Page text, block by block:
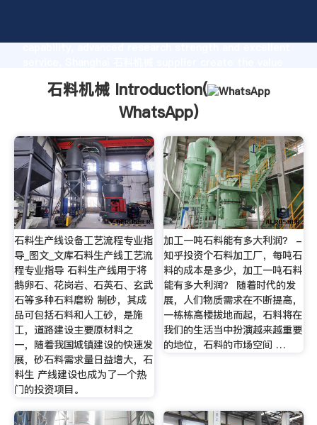
capability, advanced research strength and excellent
石料机械 Introduction(
WhatsApp)
石料生产线设备工艺流程专业指
导_图文_文库石料生产线工艺流
程专业指导 石料生产线用于将
鹅卵石、花岗岩、石英石、玄武
石等多种石料磨粉 制砂，其成
品可包括石料和人工砂，是施
工，道路建设主要原材料之
一，随着我国城镇建设的快速发
展，砂石料需求量日益增大，石
料生 产线建设也成为了一个热
门的投资项目。
加工一吨石料能有多大利润？ -
知乎投资个石料加工厂，每吨石
料的成本是多少，加工一吨石料
能有多大利润？ 随着时代的发
展，人们物质需求在不断提高，
一栋栋高楼拔地而起，石料将在
我们的生活当中扮演越来越重要
的地位，石料的市场空间 …